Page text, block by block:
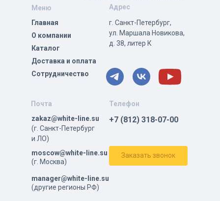
Меню
Почта
Адрес
Телефон
О компании
Каталог
Доставка и оплата
Сотрудничество
г. Санкт-Петербург,
ул. Маршала Новикова,
д. 38, литер К
manager@white-line.su
moscow@white-line.su
(г. Санкт-Петербург
и ЛО)
zakaz@white-line.su
(другие регионы РФ)
+7 (812) 318-07-00
Заказать звонок
(г. Москва)
Главная